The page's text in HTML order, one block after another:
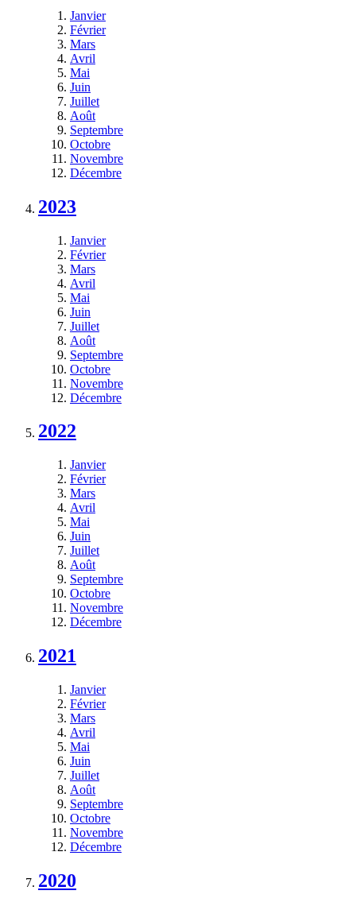
Janvier
Février
Mars
Avril
Mai
Juin
Juillet
Août
Septembre
Octobre
Novembre
Décembre
2023
Janvier
Février
Mars
Avril
Mai
Juin
Juillet
Août
Septembre
Octobre
Novembre
Décembre
2022
Janvier
Février
Mars
Avril
Mai
Juin
Juillet
Août
Septembre
Octobre
Novembre
Décembre
2021
Janvier
Février
Mars
Avril
Mai
Juin
Juillet
Août
Septembre
Octobre
Novembre
Décembre
2020